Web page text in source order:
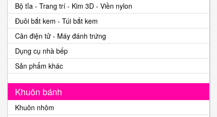
Bộ tỉa - Trang trí - Kim 3D - Viền nylon
Đuôi bắt kem - Túi bắt kem
Cân điện tử - Máy đánh trứng
Dụng cụ nhà bếp
Sản phẩm khác
Khuôn bánh
Khuôn nhôm